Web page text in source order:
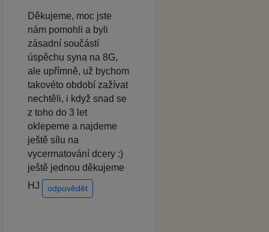
Děkujeme, moc jste
nám pomohli a byli
zásadní součástí
úspěchu syna na 8G,
ale upřímně, už bychom
takovéto období zažívat
nechtěli, i když snad se
z toho do 3 let
oklepeme a najdeme
ještě sílu na
vycermatování dcery :)
ještě jednou děkujeme
HJ
odpovědět